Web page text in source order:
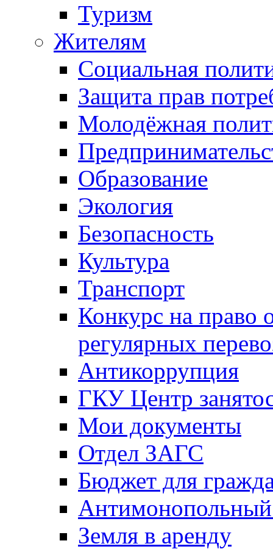
Туризм
Жителям
Социальная
Защита прав
Молодёжная
Образование
Экология
Безопасность
Культура
Транспорт
Конкурс на право
регулярных
Антикоррупция
ГКУ Центр
Мои документы
Отдел ЗАГС
Бюджет для
Антимонопольный
Земля в аренду